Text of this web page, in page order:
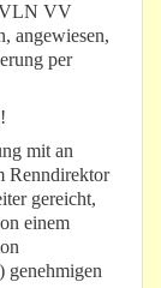
VLN VV
angewiesen,
per
mit an
Renndirektor
gereicht,
einem
genehmigen